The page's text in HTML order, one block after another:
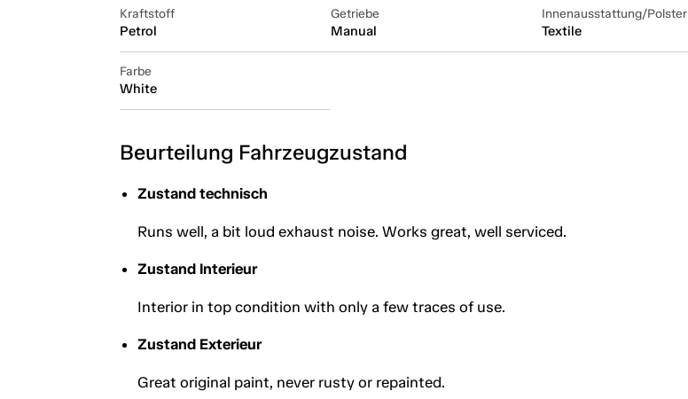
Kraftstoff
Petrol
Getriebe
Manual
Innenausstattung/Polster
Textile
Farbe
White
Beurteilung Fahrzeugzustand
Zustand technisch
Runs well, a bit loud exhaust noise. Works great, well serviced.
Zustand Interieur
Interior in top condition with only a few traces of use.
Zustand Exterieur
Great original paint, never rusty or repainted.